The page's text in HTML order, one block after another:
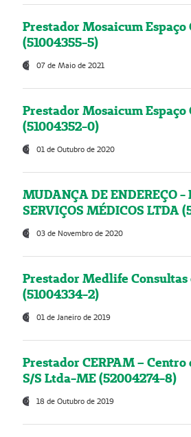
Prestador Mosaicum
(51004355-5)
07 de Maio de 2021
Prestador Mosaicum
(51004352-0)
01 de Outubro de 2020
MUDANÇA DE ENDEREÇO -
SERVIÇOS MÉDICOS LTDA
03 de Novembro de 2020
Prestador Medlife Consultas
(51004334-2)
01 de Janeiro de 2019
Prestador CERPAM –
S/S Ltda-ME (52004274-8)
18 de Outubro de 2019